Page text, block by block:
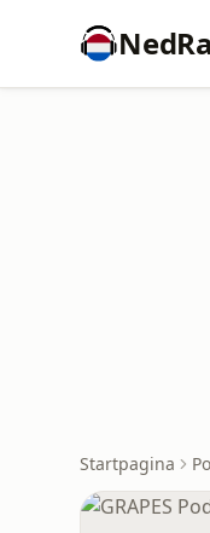
Startpagina